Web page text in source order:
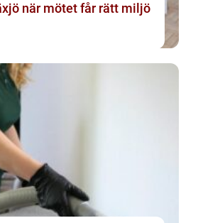
Konferens växjö när mötet får rätt miljö